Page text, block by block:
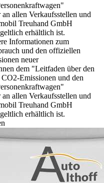
allen Verkaufsstellen und
Treuhand GmbH
erhältlich ist.
Informationen zum
und den offiziellen
neuer
dem "Leitfaden über den
Emissionen und den
allen Verkaufsstellen und
Treuhand GmbH
erhältlich ist.